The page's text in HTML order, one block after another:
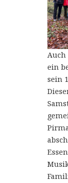
Auch
ein
sein